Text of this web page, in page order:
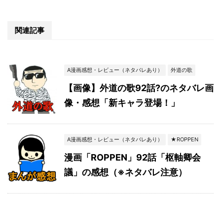
関連記事
A漫画感想・レビュー（ネタバレあり） 外道の歌
【画像】外道の歌92話?のネタバレ画
像・感想「新キャラ登場！」
A漫画感想・レビュー（ネタバレあり） ★ROPPEN
漫画「ROPPEN」92話「枢軸卿会
議」の感想（※ネタバレ注意）